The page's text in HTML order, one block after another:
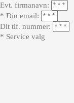
Evt. firmanavn:
* Din email:
Dit tlf. nummer:
* Service valg